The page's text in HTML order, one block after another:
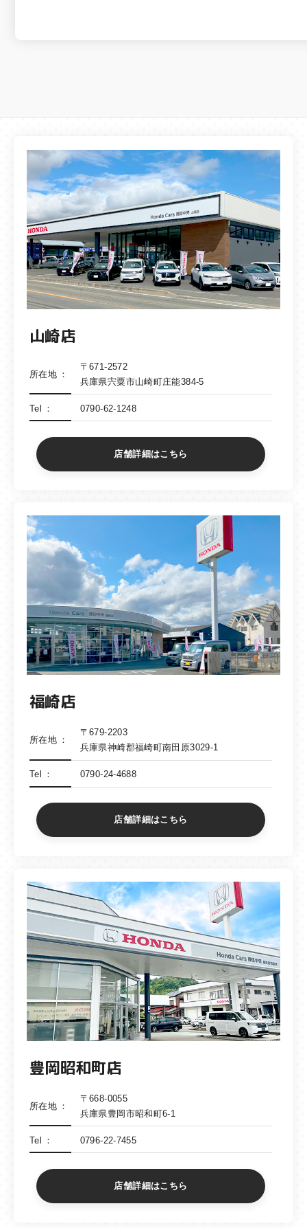
山崎店
所在地
〒671-2572
兵庫県宍粟市山崎町庄能384-5
Tel 0790-62-1248
店舗詳細はこちら
福崎店
所在地
〒679-2203
兵庫県神崎郡福崎町南田原3029-1
Tel 0790-24-4688
店舗詳細はこちら
豊岡昭和町店
所在地
〒668-0055
兵庫県豊岡市昭和町6-1
Tel 0796-22-7455
店舗詳細はこちら